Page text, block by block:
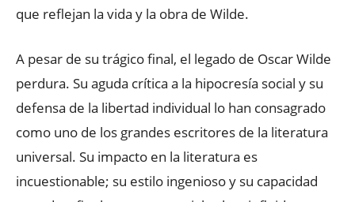
que reflejan la vida y la obra de Wilde.
A pesar de su trágico final, el legado de Oscar Wilde
perdura. Su aguda crítica a la hipocresía social y su
defensa de la libertad individual lo han consagrado
como uno de los grandes escritores de la literatura
universal. Su impacto en la literatura es
incuestionable; su estilo ingenioso y su capacidad